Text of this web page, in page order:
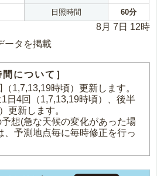
日照時間 60分
8月 7日 12時
ータを掲載
について］
1,7,13,19時頃）更新します。
日4回（1,7,13,19時頃）、後半
更新します。
想(急な天候の変化があった場
、予測地点毎に毎時修正を行っ